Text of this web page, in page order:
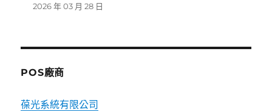
2026 年 03 月 28 日
POS廠商
葆光系統有限公司